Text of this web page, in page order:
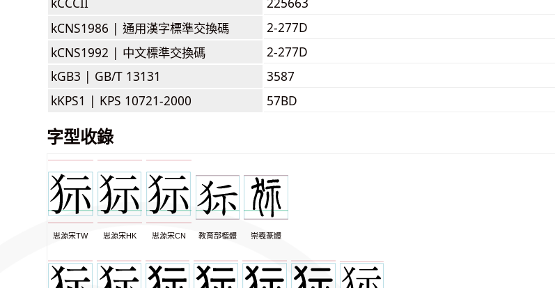
kCNS1986 | 通用漢字標準交換碼
2-277D
kCNS1992 | 中文標準交換碼
2-277D
kGB3 | GB/T 13131
3587
kKPS1 | KPS 10721-2000 57BD
字型收錄
思源宋TW 思源宋HK 思源宋CN 教育部楷體 崇羲篆體